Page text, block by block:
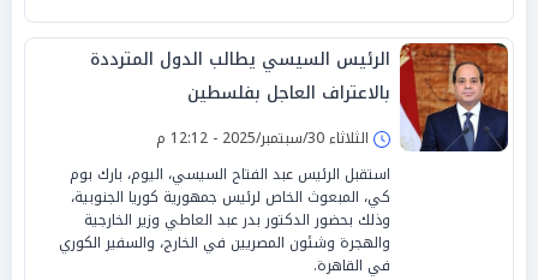
الرئيس السيسي يطالب الدول المترددة
بالاعتراف العاجل بفلسطين
الثلاثاء 30/سبتمبر/2025 - 12:12 م
استقبل الرئيس عبد الفتاح السيسي، اليوم، بارك بوم
كي، المبعوث الخاص لرئيس جمهورية كوريا الجنوبية،
وذلك بحضور الدكتور بدر عبد العاطي وزير الخارجية
والهجرة وشئون المصريين في الخارج، والسفير الكوري
في القاهرة.